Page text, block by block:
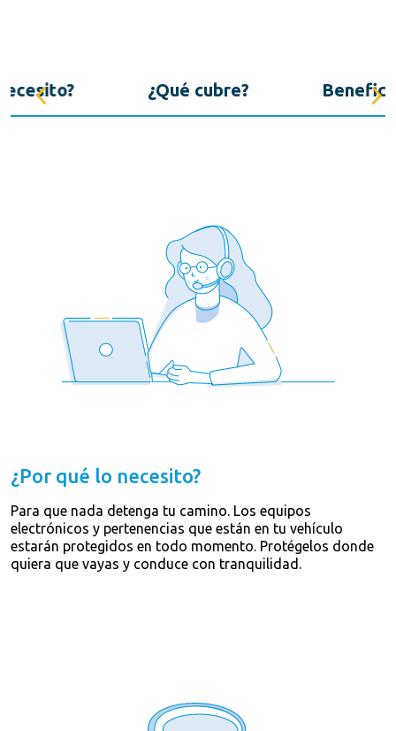
¿Qué cubre?
¿Por qué lo necesito?
Para que nada detenga tu camino. Los equipos
electrónicos y pertenencias que están en tu vehículo
estarán protegidos en todo momento. Protégelos donde
quiera que vayas y conduce con tranquilidad.